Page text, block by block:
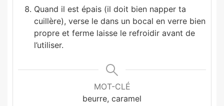
Quand il est épais (il doit bien napper ta
cuillère), verse le dans un bocal en verre bien
propre et ferme laisse le refroidir avant de
l’utiliser.
MOT-CLÉ
beurre, caramel